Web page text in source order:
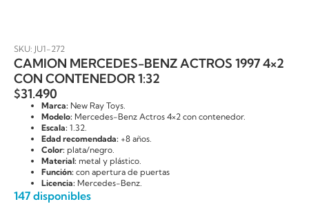
SKU: JU1-272
CAMION MERCEDES-BENZ ACTROS 1997 4×2
CON CONTENEDOR 1:32
$31.490
Marca: New Ray Toys.
Modelo: Mercedes-Benz Actros 4×2 con contenedor.
Escala: 1.32.
Edad recomendada: +8 años.
Color: plata/negro.
Material: metal y plástico.
Función: con apertura de puertas
Licencia: Mercedes-Benz.
147 disponibles